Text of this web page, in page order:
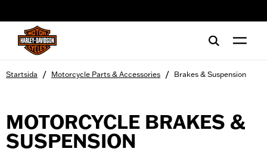
Startsida / Motorcycle Parts & Accessories / Brakes & Suspension
MOTORCYCLE BRAKES &
SUSPENSION